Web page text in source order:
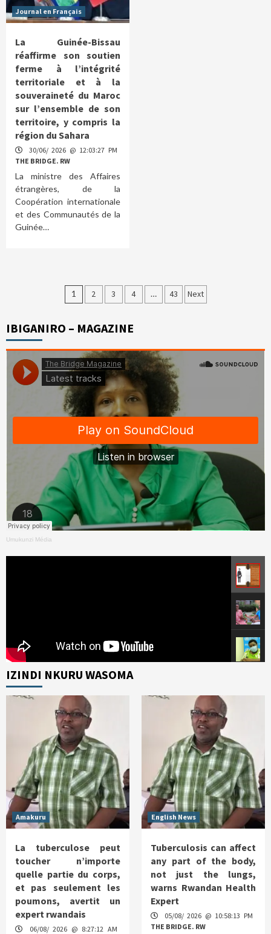
Journal en Français
La Guinée-Bissau
réaffirme son soutien
ferme à l’intégrité
territoriale et à la
souveraineté du Maroc
sur l’ensemble de son
territoire, y compris la
région du Sahara
30/06/ 2026 @ 12:03:27 PM
THE BRIDGE. RW
La ministre des Affaires
étrangères, de la
Coopération internationale
et des Communautés de la
Guinée…
Posts
1 2 3 4 … 43 Next
IBIGANIRO – MAGAZINE
Umukunzi Média
IZINDI NKURU WASOMA
Amakuru
La tuberculose peut
toucher n’importe
quelle partie du corps,
et pas seulement les
poumons, avertit un
expert rwandais
06/08/ 2026 @ 8:27:12 AM
English News
Tuberculosis can affect
any part of the body,
not just the lungs,
warns Rwandan Health
Expert
05/08/ 2026 @ 10:58:13 PM
THE BRIDGE. RW